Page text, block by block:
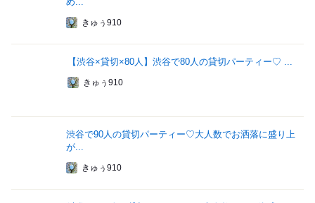
きゅぅ910
【渋谷×貸切×80人】渋谷で80人の貸切パーティー♡ ...
きゅぅ910
渋谷で90人の貸切パーティー♡大人数でお洒落に盛り上
が...
きゅぅ910